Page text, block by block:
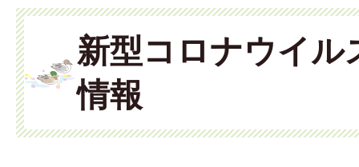
新型コロナウイル
情報